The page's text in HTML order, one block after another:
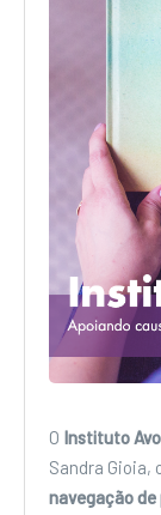
O Instituto
Sandra Gioia,
navegação